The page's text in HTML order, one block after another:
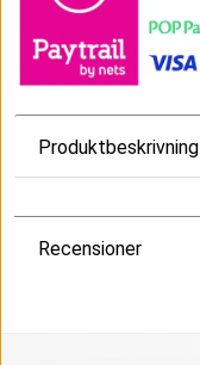
Produktbeskrivning
Recensioner